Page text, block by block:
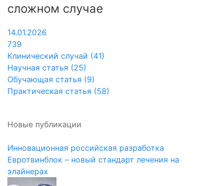
сложном случае
14.01.2026
739
Клинический случай (41)
Научная статья (25)
Обучающая статья (9)
Практическая статья (58)
Новые публикации
Инновационная российская разработка
Евротвинблок – новый стандарт лечения на
элайнерах